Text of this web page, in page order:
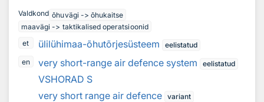
Valdkond õhuvägi -> õhukaitse
maavägi -> taktikalised operatsioonid
et
ülilühimaa-õhutõrjesüsteem
eelistatud
en
very short-range air defence system eelistatud
VSHORAD S
very short range air defence variant